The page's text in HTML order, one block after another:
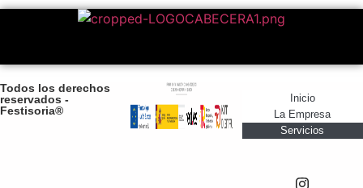
Todos los derechos
reservados -
Festisoria®
Inicio
La Empresa
Servicios